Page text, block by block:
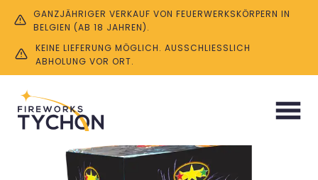
GANZJÄHRIGER VERKAUF VON FEUERWERKSKÖRPERN IN
BELGIEN (AB 18 JAHREN).
KEINE LIEFERUNG MÖGLICH. AUSSCHLIESSLICH A
BHOLUNG VOR ORT.
Start/Batterien / Cosmic Rain 21 SH